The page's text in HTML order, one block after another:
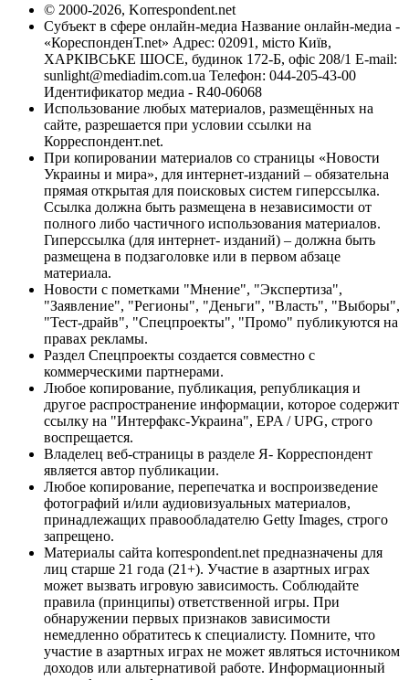
© 2000-2026, Korrespondent.net
Субъект в сфере онлайн-медиа Название онлайн-медиа -
«КореспонденТ.net» Адрес: 02091, місто Київ,
ХАРКІВСЬКЕ ШОСЕ, будинок 172-Б, офіс 208/1 E-mail:
sunlight@mediadim.com.ua Телефон: 044-205-43-00
Идентификатор медиа - R40-06068
Использование любых материалов, размещённых на
сайте, разрешается при условии ссылки на
Корреспондент.net.
При копировании материалов со страницы «Новости
Украины и мира», для интернет-изданий – обязательна
прямая открытая для поисковых систем гиперссылка.
Ссылка должна быть размещена в независимости от
полного либо частичного использования материалов.
Гиперссылка (для интернет- изданий) – должна быть
размещена в подзаголовке или в первом абзаце
материала.
Новости с пометками "Мнение", "Экспертиза",
"Заявление", "Регионы", "Деньги", "Власть", "Выборы",
"Тест-драйв", "Спецпроекты", "Промо" публикуются на
правах рекламы.
Раздел Спецпроекты создается совместно с
коммерческими партнерами.
Любое копирование, публикация, републикация и
другое распространение информации, которое содержит
ссылку на "Интерфакс-Украина", EPA / UPG, строго
воспрещается.
Владелец веб-страницы в разделе Я- Корреспондент
является автор публикации.
Любое копирование, перепечатка и воспроизведение
фотографий и/или аудиовизуальных материалов,
принадлежащих правообладателю Getty Images, строго
запрещено.
Материалы сайта korrespondent.net предназначены для
лиц старше 21 года (21+). Участие в азартных играх
может вызвать игровую зависимость. Соблюдайте
правила (принципы) ответственной игры. При
обнаружении первых признаков зависимости
немедленно обратитесь к специалисту. Помните, что
участие в азартных играх не может являться источником
доходов или альтернативой работе. Информационный